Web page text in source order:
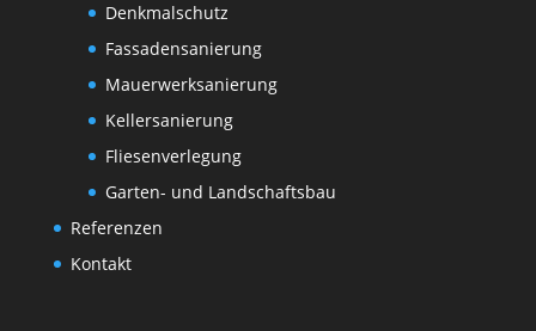
Denkmalschutz
Fassadensanierung
Mauerwerksanierung
Kellersanierung
Fliesenverlegung
Garten- und Landschaftsbau
Referenzen
Kontakt